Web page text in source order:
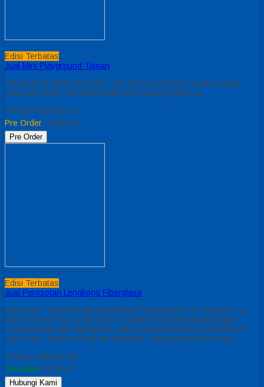
Edisi Terbatas
Jual Mini Playground Taman
Lahan Anda tidak memadai , yuk sini bisa request sesuai lahan
yang ada donk. Info lebih lanjut bisa hubungi kami ya.
*Harga Hubungi CS
Pre Order / MNPGN
Pre Order
Edisi Terbatas
Jual Perosotan Lengkong Fiberglass
perosotan model lengkong pendek Panjang 250 cm Lebar 50 cm
tebal 5-6 mm bisa untuk indoor, outdoor atau di wahana kolam
renang bahan dari fiberglass yang mempunyai banyak kelebihan
yaitu kuat, ringan dan tahan terhadap cuaca panas dan hujan.
*Harga Hubungi CS
Tersedia / PRSL01
Hubungi Kami